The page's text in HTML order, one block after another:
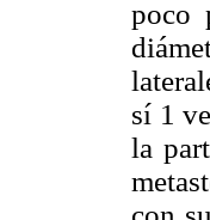
poco
sí 1
la